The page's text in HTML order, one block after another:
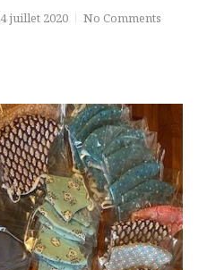
4 juillet 2020 No Comments